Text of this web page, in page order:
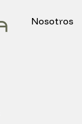
Nosotros